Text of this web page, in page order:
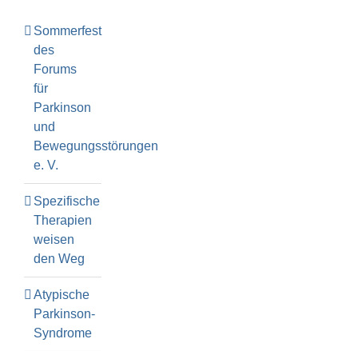
Sommerfest
des
Forums
für
Parkinson
und
Bewegungsstörungen
e. V.
Spezifische
Therapien
weisen
den Weg
Atypische
Parkinson-
Syndrome